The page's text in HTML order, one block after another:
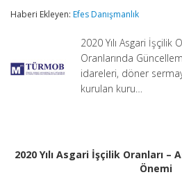
Asgari
Oranlarının
Önemi
Ortalama
Okuma
Süresi:
Haberi Ekleyen: Efes Danışmanlık
2020 Yılı Asgari İşçilik
Oranlarında
idareleri, döner
kurulan kuru…
2020 Yılı Asgari İşçilik Oranları –
Önemi